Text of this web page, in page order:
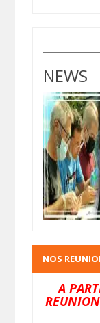
NEWS
NOS
A